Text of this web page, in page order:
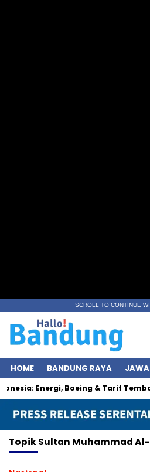
SCROLL TO CONTINUE
HOME BANDUNG RAYA
Energi, Boeing & Tarif
TopikSultan Muhammad